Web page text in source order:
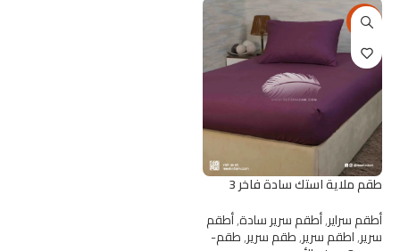
-49%
طقم ملاية استك سادة فاخر 3
قطع – ريش نعام 120 سم
أطقم سراير,أطقم سرير سادة,أطقم
سرير,اطقم سرير,طقم سرير,طقم-